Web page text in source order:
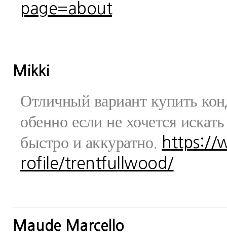
page=about
Mikki
Отличный вариант купить
обенно если не хочется
быстро и аккуратно.
https://
rofile/trentfullwood/
Maude Marcello